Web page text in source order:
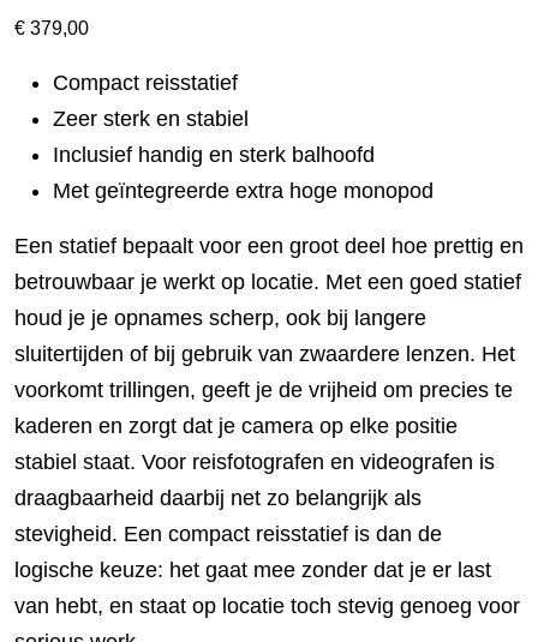
€ 379,00
Compact reisstatief
Zeer sterk en stabiel
Inclusief handig en sterk balhoofd
Met geïntegreerde extra hoge monopod
Een statief bepaalt voor een groot deel hoe prettig en
betrouwbaar je werkt op locatie. Met een goed statief
houd je je opnames scherp, ook bij langere
sluitertijden of bij gebruik van zwaardere lenzen. Het
voorkomt trillingen, geeft je de vrijheid om precies te
kaderen en zorgt dat je camera op elke positie
stabiel staat. Voor reisfotografen en videografen is
draagbaarheid daarbij net zo belangrijk als
stevigheid. Een compact reisstatief is dan de
logische keuze: het gaat mee zonder dat je er last
van hebt, en staat op locatie toch stevig genoeg voor